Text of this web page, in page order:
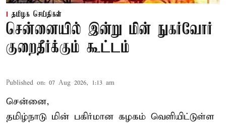
தமிழக செய்திகள்
சென்னையில் இன்று மின் நுகர்வோர்
குறைதீர்க்கும் கூட்டம்
Published on: 07 Aug 2026, 1:13 am
சென்னை,
தமிழ்நாடு மின் பகிர்மான கழகம் வெளியிட்டுள்ள